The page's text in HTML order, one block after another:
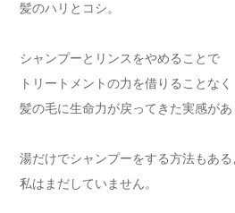
髪のハリとコシ。
シャンプーとリンスをやめることで
トリートメントの力を借りることなく
髪の毛に生命力が戻ってきた実感があ
湯だけでシャンプーをする方法もある
私はまだしていません。